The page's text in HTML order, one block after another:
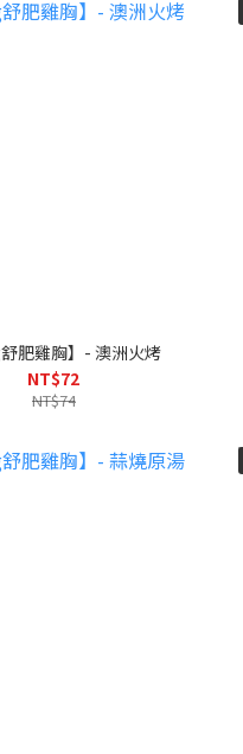
舒肥雞胸】- 澳洲火烤
NT$72
NT$74